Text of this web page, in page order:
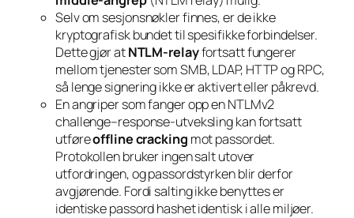
Selv om sesjonsnøkler finnes, er de ikke
kryptografisk bundet til spesifikke forbindelser.
Dette gjør atNTLM-relayfortsatt fungerer
mellom tjenester som SMB, LDAP, HTTP og RPC,
så lenge signering ikke er aktivert eller påkrevd.
En angriper som fanger opp en NTLMv2
challenge–response-utveksling kan fortsatt
utføreoffline cracking mot passordet.
Protokollen bruker ingen salt utover
utfordringen, og passordstyrken blir derfor
avgjørende. Fordi salting ikke benyttes er
identiske passord hashet identisk i alle miljøer.